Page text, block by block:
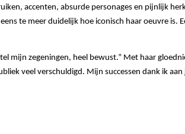
accenten, absurde personages en pijnlijk
te meer duidelijk hoe iconisch haar oeuvre is.
mijn zegeningen, heel bewust.” Met haar
veel verschuldigd. Mijn successen dank ik aan